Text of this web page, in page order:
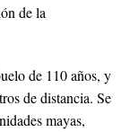
de la
de 110 años, y
de distancia. Se
mayas,